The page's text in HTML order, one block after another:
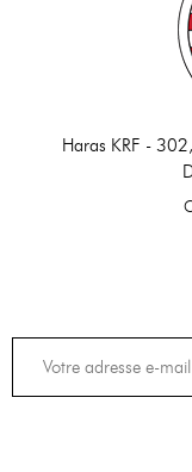
Haras KRF -